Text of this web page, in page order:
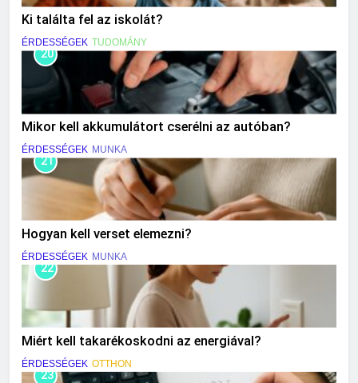
Ki találta fel az iskolát?
ÉRDESSÉGEK TUDOMÁNY
20
Mikor kell akkumulátort cserélni az autóban?
ÉRDESSÉGEK MUNKA
21
Hogyan kell verset elemezni?
ÉRDESSÉGEK MUNKA
22
Miért kell takarékoskodni az energiával?
ÉRDESSÉGEK OTTHON
23